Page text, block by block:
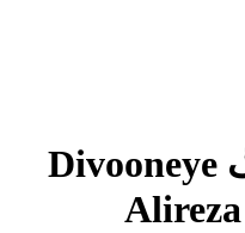
متن آهنگ Divooneye
Doos Dashtani از Alireza